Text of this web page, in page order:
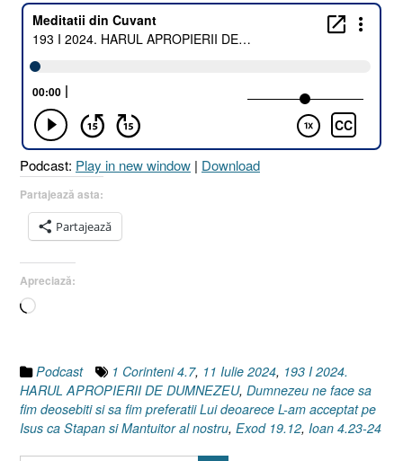
2024.
HARUL
[1
Corinteni
4.7
Podcast: Play in new window | Download
Partajează asta:
Partajează
Apreciază:
Încarc...
Podcast 1 Corinteni 4.7, 11 Iulie 2024, 193 I 2024.
HARUL APROPIERII DE DUMNEZEU, Dumnezeu ne face sa
fim deosebiti si sa fim preferatii Lui deoarece L-am acceptat pe
Isus ca Stapan si Mantuitor al nostru, Exod 19.12, Ioan 4.23-24